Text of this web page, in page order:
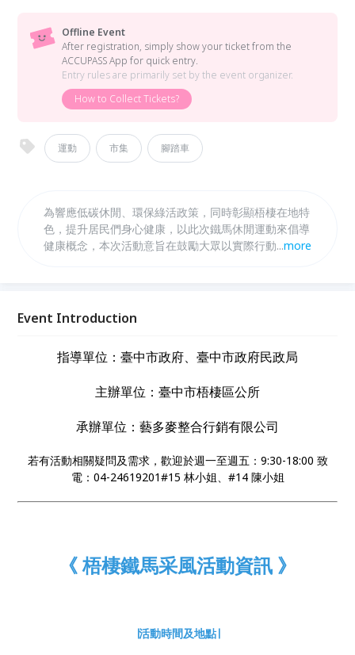
Offline Event
After registration, simply show your ticket from the
ACCUPASS App for quick entry.
Entry rules are primarily set by the event organizer.
How to Collect Tickets?
運動 市集 腳踏車
為響應低碳休閒、環保綠活政策，同時彰顯梧棲在地特
色，提升居民們身心健康，以此次鐵馬休閒運動來倡導
健康概念，本次活動意旨在鼓勵大眾以實際行動響應綠
善空氣品質與環境永續盡一份心力。我們誠摯邀請您一
...more
Event Introduction
指導單位：臺中市政府、臺中市政府民政局
主辦單位：臺中市梧棲區公所
承辦單位：藝多麥整合行銷有限公司
若有活動相關疑問及需求，歡迎於週一至週五：9:30-18:00 致
電：04-24619201#15 林小姐、#14 陳小姐
《 梧棲鐵馬采風活動資訊 》
∣活動時間及地點∣